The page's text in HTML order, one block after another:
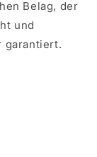
Belag, der
und
garantiert.